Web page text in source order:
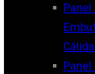
Panel
Panel